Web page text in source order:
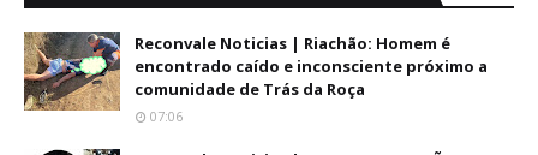
Reconvale Noticias | Riachão: Homem é
encontrado caído e inconsciente próximo a
comunidade de Trás da Roça
07:06